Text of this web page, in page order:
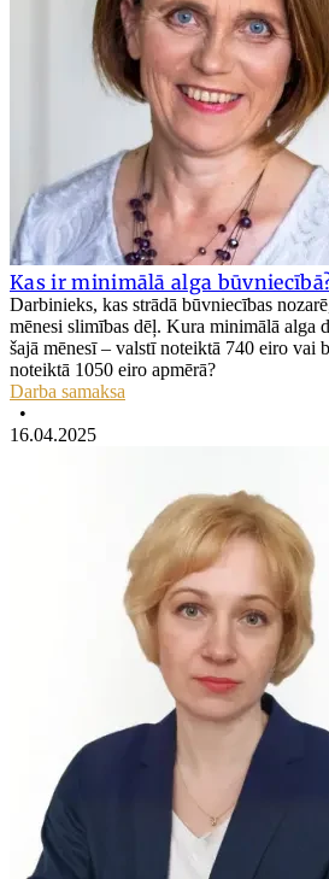
Kas ir minimālā alga
Darbinieks, kas strādā būvniecības
mēnesi slimības dēļ. Kura minimālā alga
šajā mēnesī – valstī noteiktā 740 eiro vai
noteiktā 1050 eiro apmērā?
Darba samaksa
•
16.04.2025